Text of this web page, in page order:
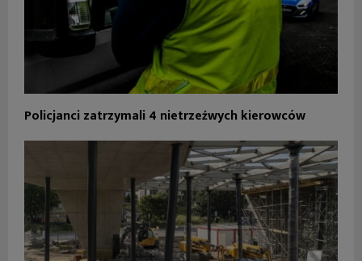
Policjanci zatrzymali 4 nietrzeźwych kierowców